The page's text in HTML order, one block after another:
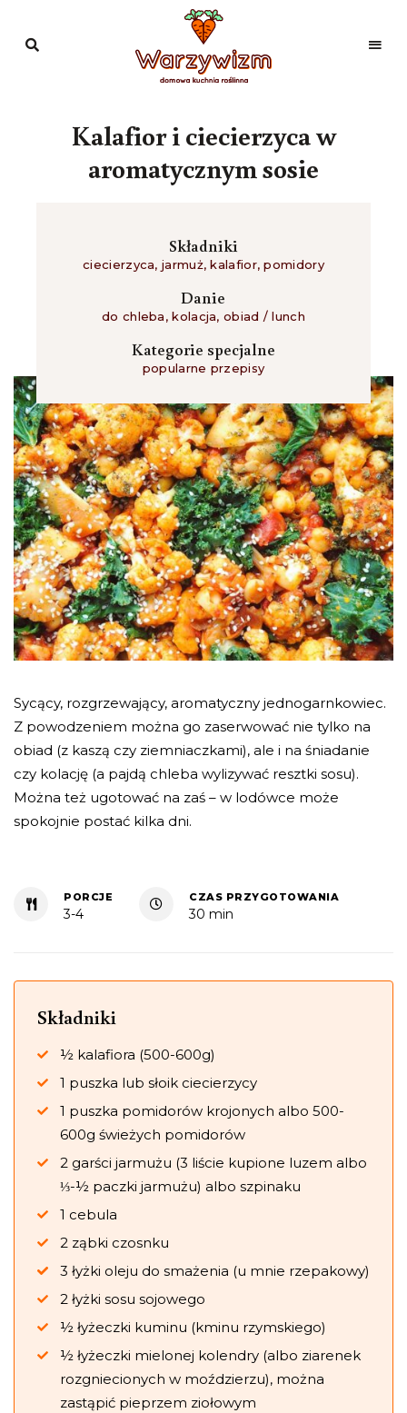
Domowa
Kalafior i ciecierzyca w
aromatycznym sosie
Składniki
ciecierzyca,jarmuż,kalafior,pomidory
Danie
do chleba,kolacja,obiad / lunch
Kategorie specjalne
popularne przepisy
Sycący, rozgrzewający, aromatyczny jednogarnkowiec.
Z powodzeniem można go zaserwować nie tylko na
obiad (z kaszą czy ziemniaczkami), ale i na śniadanie
czy kolację (a pajdą chleba wylizywać resztki sosu).
Można też ugotować na zaś – w lodówce może
spokojnie postać kilka dni.
PORCJE
3-4
CZAS PRZYGOTOWANIA
30 min
Składniki
½ kalafiora (500-600g)
1 puszka lub słoik ciecierzycy
1 puszka pomidorów krojonych albo 500-
600g świeżych pomidorów
2 garści jarmużu (3 liście kupione luzem albo
⅓-½ paczki jarmużu) albo szpinaku
1 cebula
2 ząbki czosnku
3 łyżki oleju do smażenia (u mnie rzepakowy)
2 łyżki sosu sojowego
½ łyżeczki kuminu (kminu rzymskiego)
½ łyżeczki mielonej kolendry (albo ziarenek
rozgniecionych w moździerzu), można
zastąpić pieprzem ziołowym